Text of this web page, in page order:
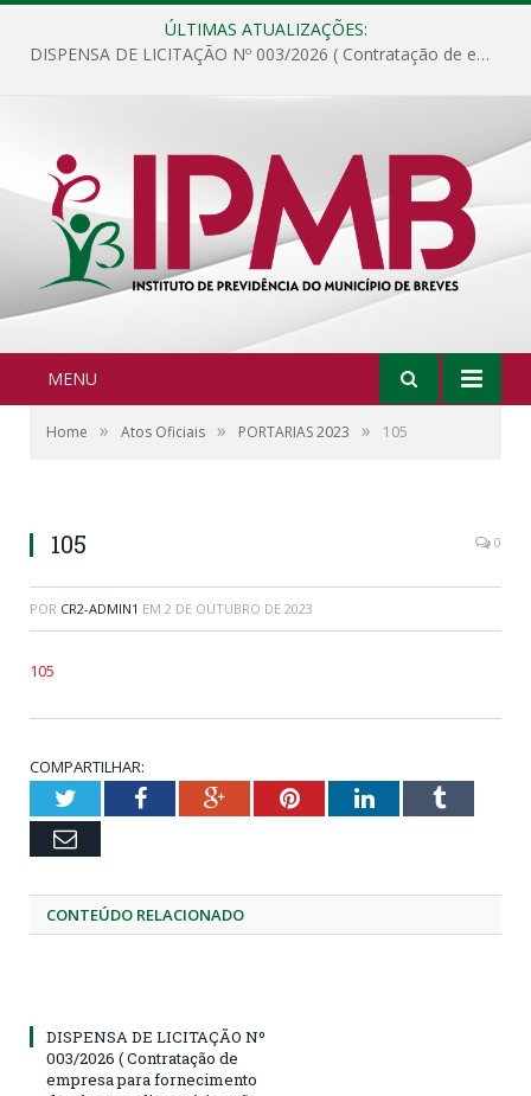
ÚLTIMAS ATUALIZAÇÕES:
DISPENSA DE LICITAÇÃO Nº 003/2026 ( Contratação de empresa para fornecimento de gêneros alimentícios não perecíveis, materiais de expediente, descartáveis, copa e cozinha, para análise e posterior publicação.)
MENU
Home » Atos Oficiais » PORTARIAS 2023 » 105
105 0
POR CR2-ADMIN1 EM 2 DE OUTUBRO DE 2023
105
COMPARTILHAR:
TwitterFacebookGoogle+PinterestLinkedInTumblr
Email
CONTEÚDO RELACIONADO
DISPENSA DE LICITAÇÃO Nº
003/2026 ( Contratação de
empresa para fornecimento